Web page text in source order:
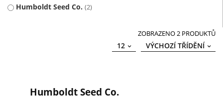
Humboldt Seed Co. 2
ZOBRAZENO 2 PRODUKTŮ
VÝCHOZÍ TŘÍDĚNÍ
12
Humboldt Seed Co.